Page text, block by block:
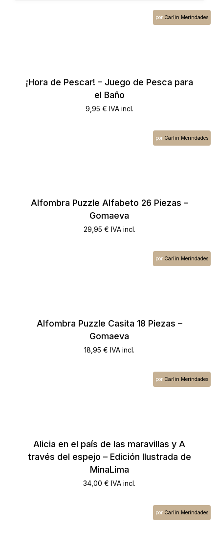
¡Hora de Pescar! – Juego de Pesca para
el Baño
9,95 € IVA incl.
por Carlin Merindades
Alfombra Puzzle Alfabeto 26 Piezas –
Gomaeva
29,95 € IVA incl.
por Carlin Merindades
Alfombra Puzzle Casita 18 Piezas –
Gomaeva
18,95€ IVA incl.
por Carlin Merindades
Alicia en el país de las maravillas y A
través del espejo – Edición Ilustrada de
MinaLima
34,00€ IVA incl.
por Carlin Merindades
por Carlin Merindades